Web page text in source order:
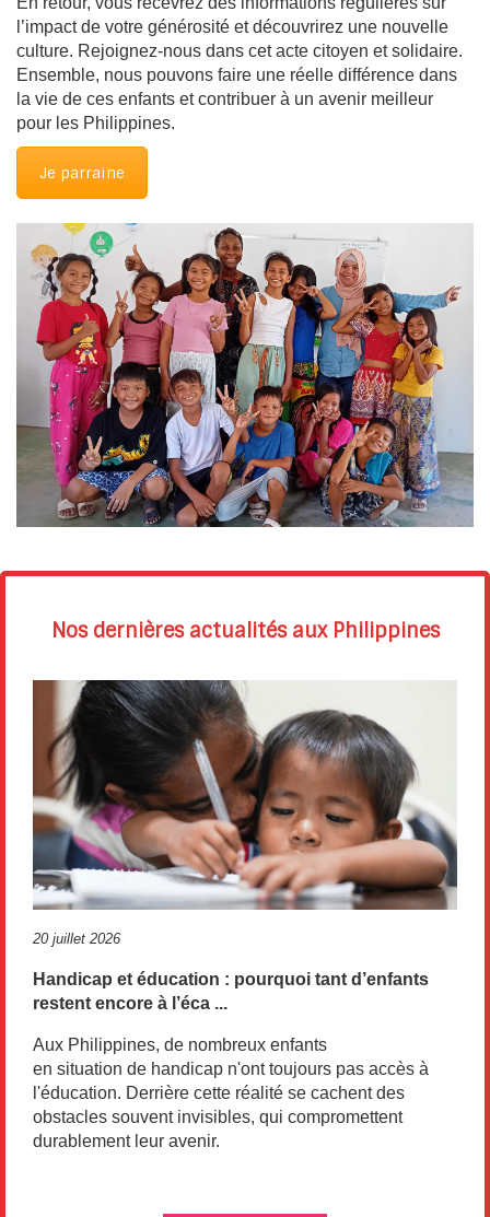
l’impact de votre générosité et découvrirez une nouvelle
culture. Rejoignez-nous dans cet acte citoyen et solidaire.
Ensemble, nous pouvons faire une réelle différence dans
la vie de ces enfants et contribuer à un avenir meilleur
pour les Philippines.
Je parraine
Nos dernières actualités aux Philippines
20 juillet 2026
Handicap et éducation : pourquoi tant d’enfants
restent encore à l’éca ...
Aux Philippines, de nombreux enfants
en situation de handicap n'ont toujours pas accès à
l'éducation. Derrière cette réalité se cachent des
obstacles souvent invisibles, qui compromettent
durablement leur avenir.